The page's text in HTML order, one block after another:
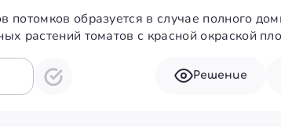
потомков образуется в случае полного
растений томатов с красной окраской
Решение